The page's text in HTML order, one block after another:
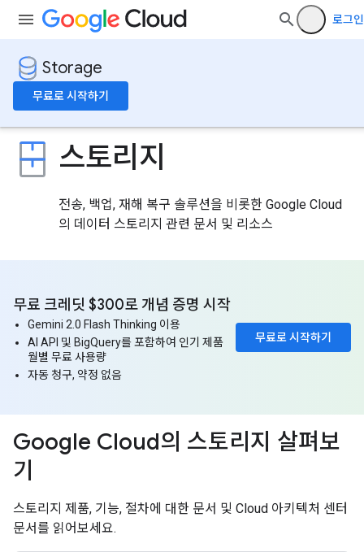
로그인
Storage
무료로 시작하기
스토리지
전송, 백업, 재해 복구 솔루션을 비롯한 Google Cloud
의 데이터 스토리지 관련 문서 및 리소스
무료로 시작하기
무료 크레딧 $300로 개념 증명 시작
Gemini 2.0 Flash Thinking 이용
AI API 및 BigQuery를 포함하여 인기 제품
월별 무료 사용량
자동 청구, 약정 없음
Google Cloud의 스토리지 살펴보
기
스토리지 제품, 기능, 절차에 대한 문서 및 Cloud 아키텍처 센터
문서를 읽어보세요.